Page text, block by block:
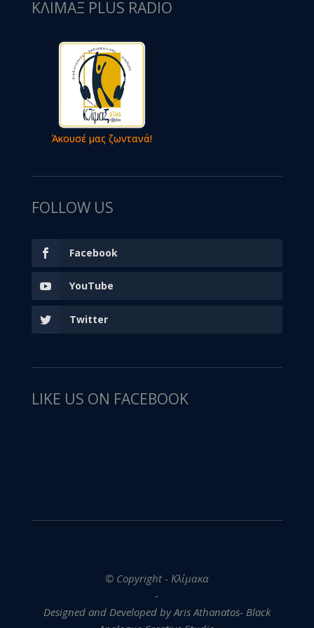
ΚΛΙΜΑΞ PLUS RADIO
Άκουσέ μας ζωντανά!
FOLLOW US
Facebook
YouTube
Twitter
LIKE US ON FACEBOOK
© Copyright - Κλίμακα
-
Designed and Developed by Aris Athanatos- Black